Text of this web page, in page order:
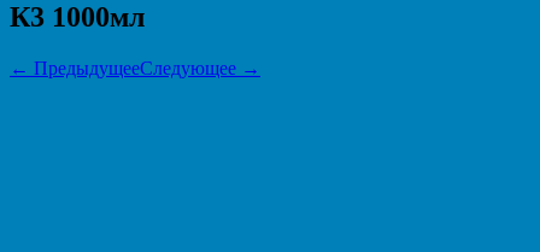
К3 1000мл
← ПредыдущееСледующее →